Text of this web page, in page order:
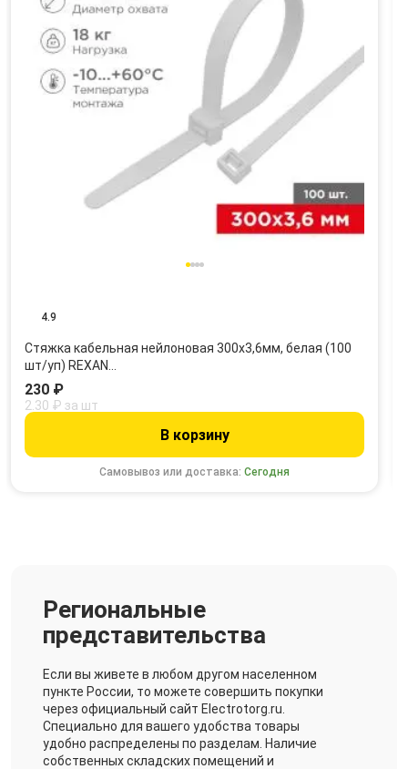
4.9
Стяжка кабельная нейлоновая 300x3,6мм, белая (100
шт/уп) REXAN…
Самовывоз или доставка:Сегодня
230 ₽
2.30 ₽ за шт
В корзину
Региональные
представительства
Если вы живете в любом другом населенном
пункте России, то можете совершить покупки
через официальный сайт Electrotorg.ru.
Специально для вашего удобства товары
удобно распределены по разделам. Наличие
собственных складских помещений и